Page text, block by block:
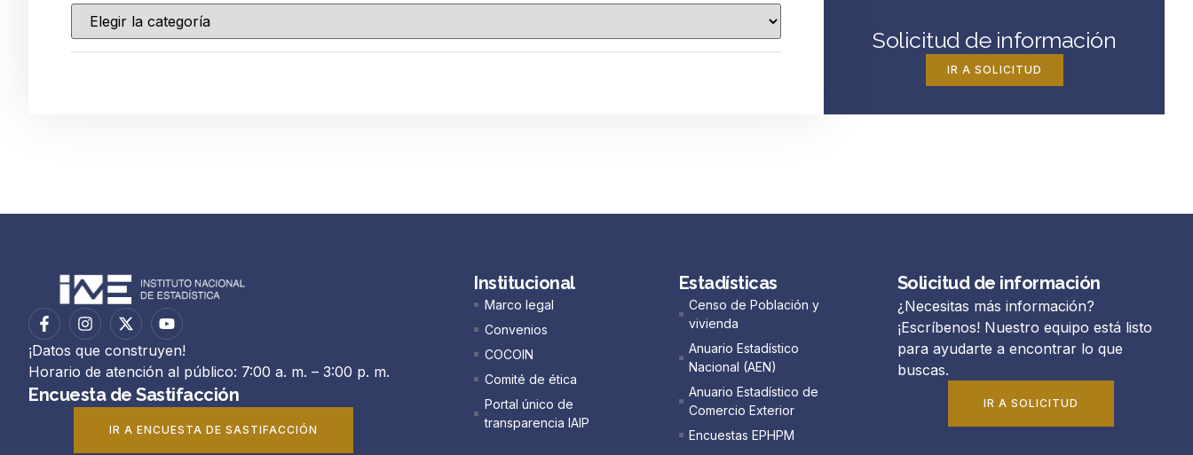
Solicitud de información
IR A SOLICITUD
¡Datos que construyen!
Horario de atención al público: 7:00 a. m. – 3:00 p. m.
Encuesta de Sastifacción
IR A ENCUESTA DE SASTIFACCIÓN
Institucional
Marco legal
Convenios
COCOIN
Comité de ética
Portal único de
transparencia IAIP
Estadísticas
Censo de Población y
vivienda
Anuario Estadístico
Nacional (AEN)​
Anuario Estadístico de
Comercio Exterior
Encuestas EPHPM
Solicitud de información
¿Necesitas más información?
¡Escríbenos! Nuestro equipo está listo
para ayudarte a encontrar lo que
buscas.
IR A SOLICITUD